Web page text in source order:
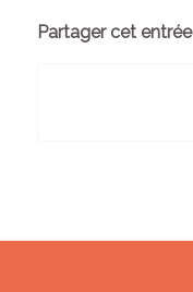
Partager cet entrée